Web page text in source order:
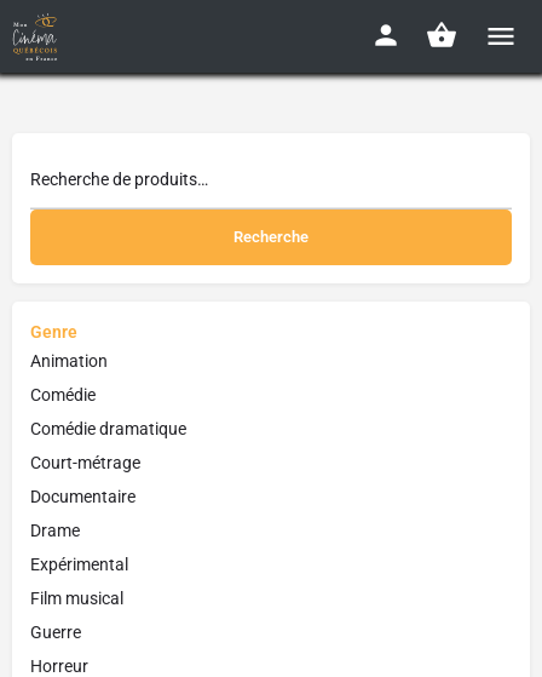
Recherche
Genre
Animation
Comédie
Comédie dramatique
Court-métrage
Documentaire
Drame
Expérimental
Film musical
Guerre
Horreur